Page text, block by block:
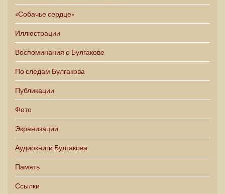
«Собачье сердце»
Иллюстрации
Воспоминания о Булгакове
По следам Булгакова
Публикации
Фото
Экранизации
Аудиокниги Булгакова
Память
Ссылки